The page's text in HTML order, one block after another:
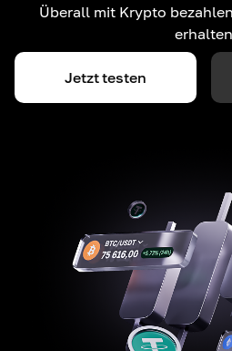
Überall mit Krypto
erhalten
Jetzt testen